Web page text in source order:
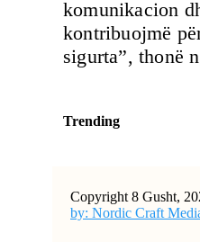
komunikacion
kontribuojmë
sigurta”, thonë
Trending
Copyright 8 Gusht,
by: Nordic Craft